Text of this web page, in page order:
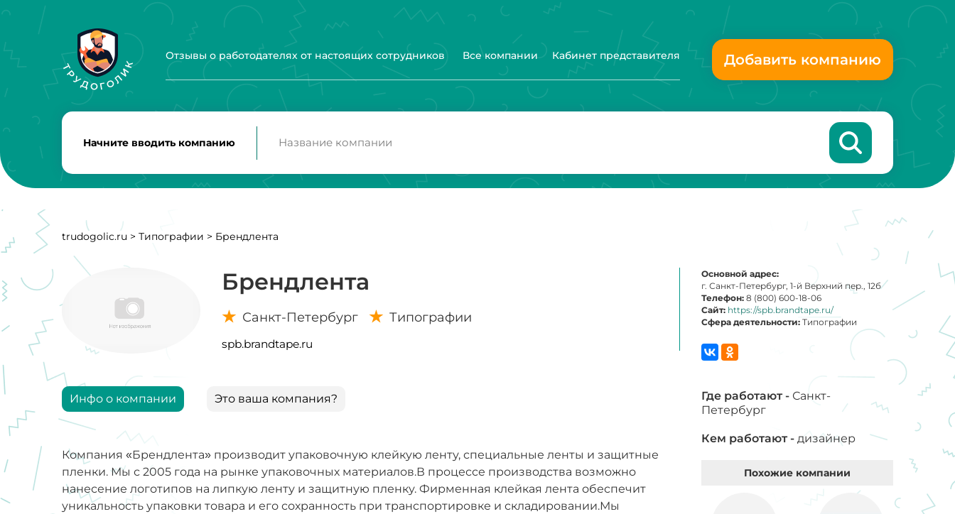
Отзывы о работодателях от настоящих сотрудников Все компании Кабинет представителя Добавить компанию
Начните вводить компанию
trudogolic.ru > Типографии > Брендлента
Брендлента
Санкт-Петербург Типографии
spb.brandtape.ru
Инфо о компании Это ваша компания?
Компания «Брендлента» производит упаковочную клейкую ленту, специальные ленты и защитные
пленки. Мы с 2005 года на рынке упаковочных материалов.В процессе производства возможно
нанесение логотипов на липкую ленту и защитную пленку. Фирменная клейкая лента обеспечит
уникальность упаковки товара и его сохранность при транспортировке и складировании.Мы
Основной адрес:
г. Санкт-Петербург, 1-й Верхний пер., 12б
Телефон: 8 (800) 600-18-06
Сайт: https://spb.brandtape.ru/
Сфера деятельности: Типографии
Где работают - Санкт-
Петербург
Кем работают - дизайнер
Похожие компании